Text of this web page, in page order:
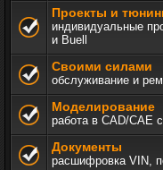
Проекты и
индивидуальные
и Buell
Своими силами
обслуживание и
Моделирование
работа в CAD/CAE
Документы
расшифровка VIN,